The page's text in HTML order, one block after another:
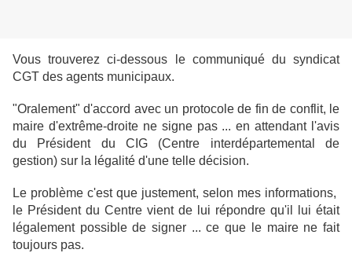
Vous trouverez ci-dessous le communiqué du syndicat
CGT des agents municipaux.
"Oralement" d'accord avec un protocole de fin de conflit, le
maire d'extrême-droite ne signe pas ... en attendant l'avis
du Président du CIG (Centre interdépartemental de
gestion) sur la légalité d'une telle décision.
Le problème c'est que justement, selon mes informations,
le Président du Centre vient de lui répondre qu'il lui était
légalement possible de signer ... ce que le maire ne fait
toujours pas.